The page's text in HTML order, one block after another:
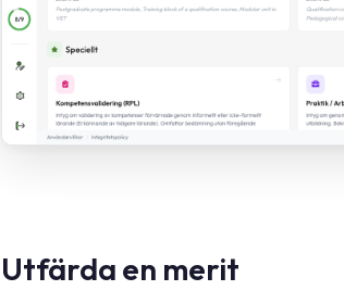
Utfärda en merit